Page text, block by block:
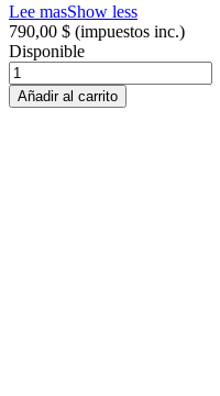
Lee masShow less
790,00 $ (impuestos inc.)
Disponible
Añadir al carrito